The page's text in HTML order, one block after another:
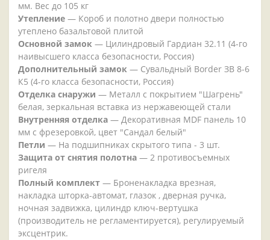
мм. Вес до 105 кг
Утепление — Короб и полотно двери полностью
утеплено базальтовой плитой
Основной замок — Цилиндровый Гардиан 32.11 (4-го
наивысшего класса безопасности, Россия)
Дополнительный замок — Сувальдный Border ЗВ 8-6
К5 (4-го класса безопасности, Россия)
Отделка снаружи — Металл с покрытием "Шагрень"
белая, зеркальная вставка из нержавеющей стали
Внутренняя отделка — Декоративная MDF панель 10
мм с фрезеровкой, цвет "Сандал белый"
Петли — На подшипниках скрытого типа - 3 шт.
Защита от снятия полотна — 2 противосъемных
ригеля
Полный комплект — Броненакладка врезная,
накладка шторка-автомат, глазок , дверная ручка,
ночная задвижка, цилиндр ключ-вертушка
(производитель не регламентируется), регулируемый
эксцентрик.